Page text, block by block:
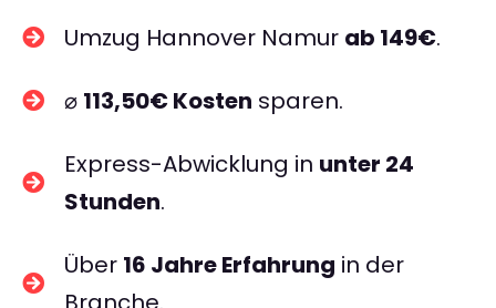
Umzug Hannover Namur ab 149€.
⌀ 113,50€ Kosten sparen.
Express-Abwicklung in unter 24
Stunden.
Über 16 Jahre Erfahrung in der